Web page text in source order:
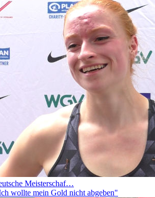
Meisterschaf…
wollte mein Gold nicht abgeben"